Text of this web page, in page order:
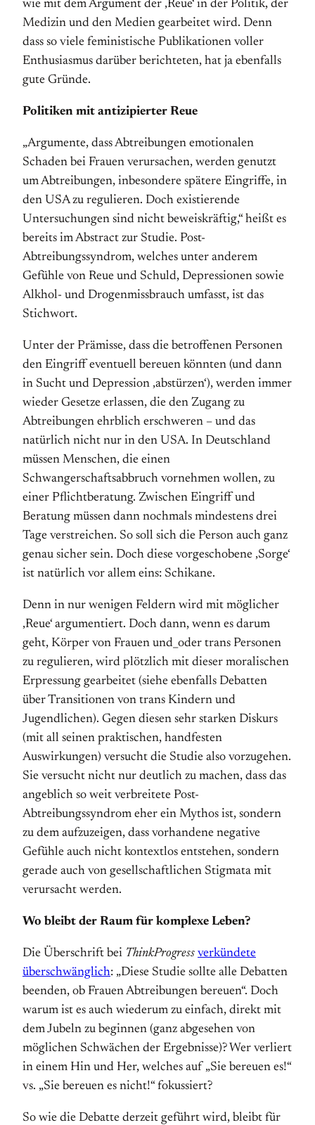
wie mit dem Argument der ‚Reue‘ in der Politik, der
Medizin und den Medien gearbeitet wird. Denn
dass so viele feministische Publikationen voller
Enthusiasmus darüber berichteten, hat ja ebenfalls
gute Gründe.
Politiken mit antizipierter Reue
„Argumente, dass Abtreibungen emotionalen
Schaden bei Frauen verursachen, werden genutzt
um Abtreibungen, inbesondere spätere Eingriffe, in
den USA zu regulieren. Doch existierende
Untersuchungen sind nicht beweiskräftig,“ heißt es
bereits im Abstract zur Studie. Post-
Abtreibungssyndrom, welches unter anderem
Gefühle von Reue und Schuld, Depressionen sowie
Alkhol- und Drogenmissbrauch umfasst, ist das
Stichwort.
Unter der Prämisse, dass die betroffenen Personen
den Eingriff eventuell bereuen könnten (und dann
in Sucht und Depression ‚abstürzen‘), werden immer
wieder Gesetze erlassen, die den Zugang zu
Abtreibungen ehrblich erschweren – und das
natürlich nicht nur in den USA. In Deutschland
müssen Menschen, die einen
Schwangerschaftsabbruch vornehmen wollen, zu
einer Pflichtberatung. Zwischen Eingriff und
Beratung müssen dann nochmals mindestens drei
Tage verstreichen. So soll sich die Person auch ganz
genau sicher sein. Doch diese vorgeschobene ‚Sorge‘
ist natürlich vor allem eins: Schikane.
Denn in nur wenigen Feldern wird mit möglicher
‚Reue‘ argumentiert. Doch dann, wenn es darum
geht, Körper von Frauen und_oder trans Personen
zu regulieren, wird plötzlich mit dieser moralischen
Erpressung gearbeitet (siehe ebenfalls Debatten
über Transitionen von trans Kindern und
Jugendlichen). Gegen diesen sehr starken Diskurs
(mit all seinen praktischen, handfesten
Auswirkungen) versucht die Studie also vorzugehen.
Sie versucht nicht nur deutlich zu machen, dass das
angeblich so weit verbreitete Post-
Abtreibungssyndrom eher ein Mythos ist, sondern
zu dem aufzuzeigen, dass vorhandene negative
Gefühle auch nicht kontextlos entstehen, sondern
gerade auch von gesellschaftlichen Stigmata mit
verursacht werden.
Wo bleibt der Raum für komplexe Leben?
Die Überschrift bei ThinkProgress verkündete
überschwänglich: „Diese Studie sollte alle Debatten
beenden, ob Frauen Abtreibungen bereuen“. Doch
warum ist es auch wiederum zu einfach, direkt mit
dem Jubeln zu beginnen (ganz abgesehen von
möglichen Schwächen der Ergebnisse)? Wer verliert
in einem Hin und Her, welches auf „Sie bereuen es!“
vs. „Sie bereuen es nicht!“ fokussiert?
So wie die Debatte derzeit geführt wird, bleibt für